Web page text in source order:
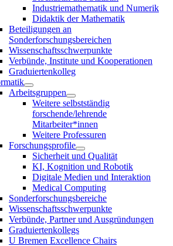
Industriemathematik und Numerik
Didaktik der Mathematik
Beteiligungen an
Sonderforschungsbereichen
Wissenschaftsschwerpunkte
Verbünde, Institute und Kooperationen
Graduiertenkolleg
Arbeitsgruppen
Weitere selbstständig
forschende/lehrende
Mitarbeiter*innen
Weitere Professuren
Forschungsprofile
Sicherheit und Qualität
KI, Kognition und Robotik
Digitale Medien und Interaktion
Medical Computing
Sonderforschungsbereiche
Wissenschaftsschwerpunkte
Verbünde, Partner und Ausgründungen
Graduiertenkollegs
U Bremen Excellence Chairs